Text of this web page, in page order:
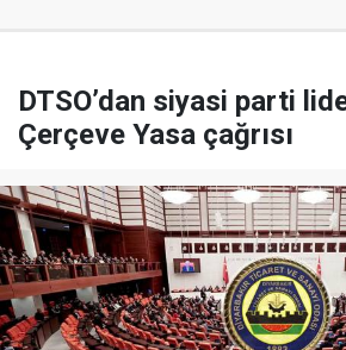
DTSO’dan siyasi parti
Çerçeve Yasa çağrısı